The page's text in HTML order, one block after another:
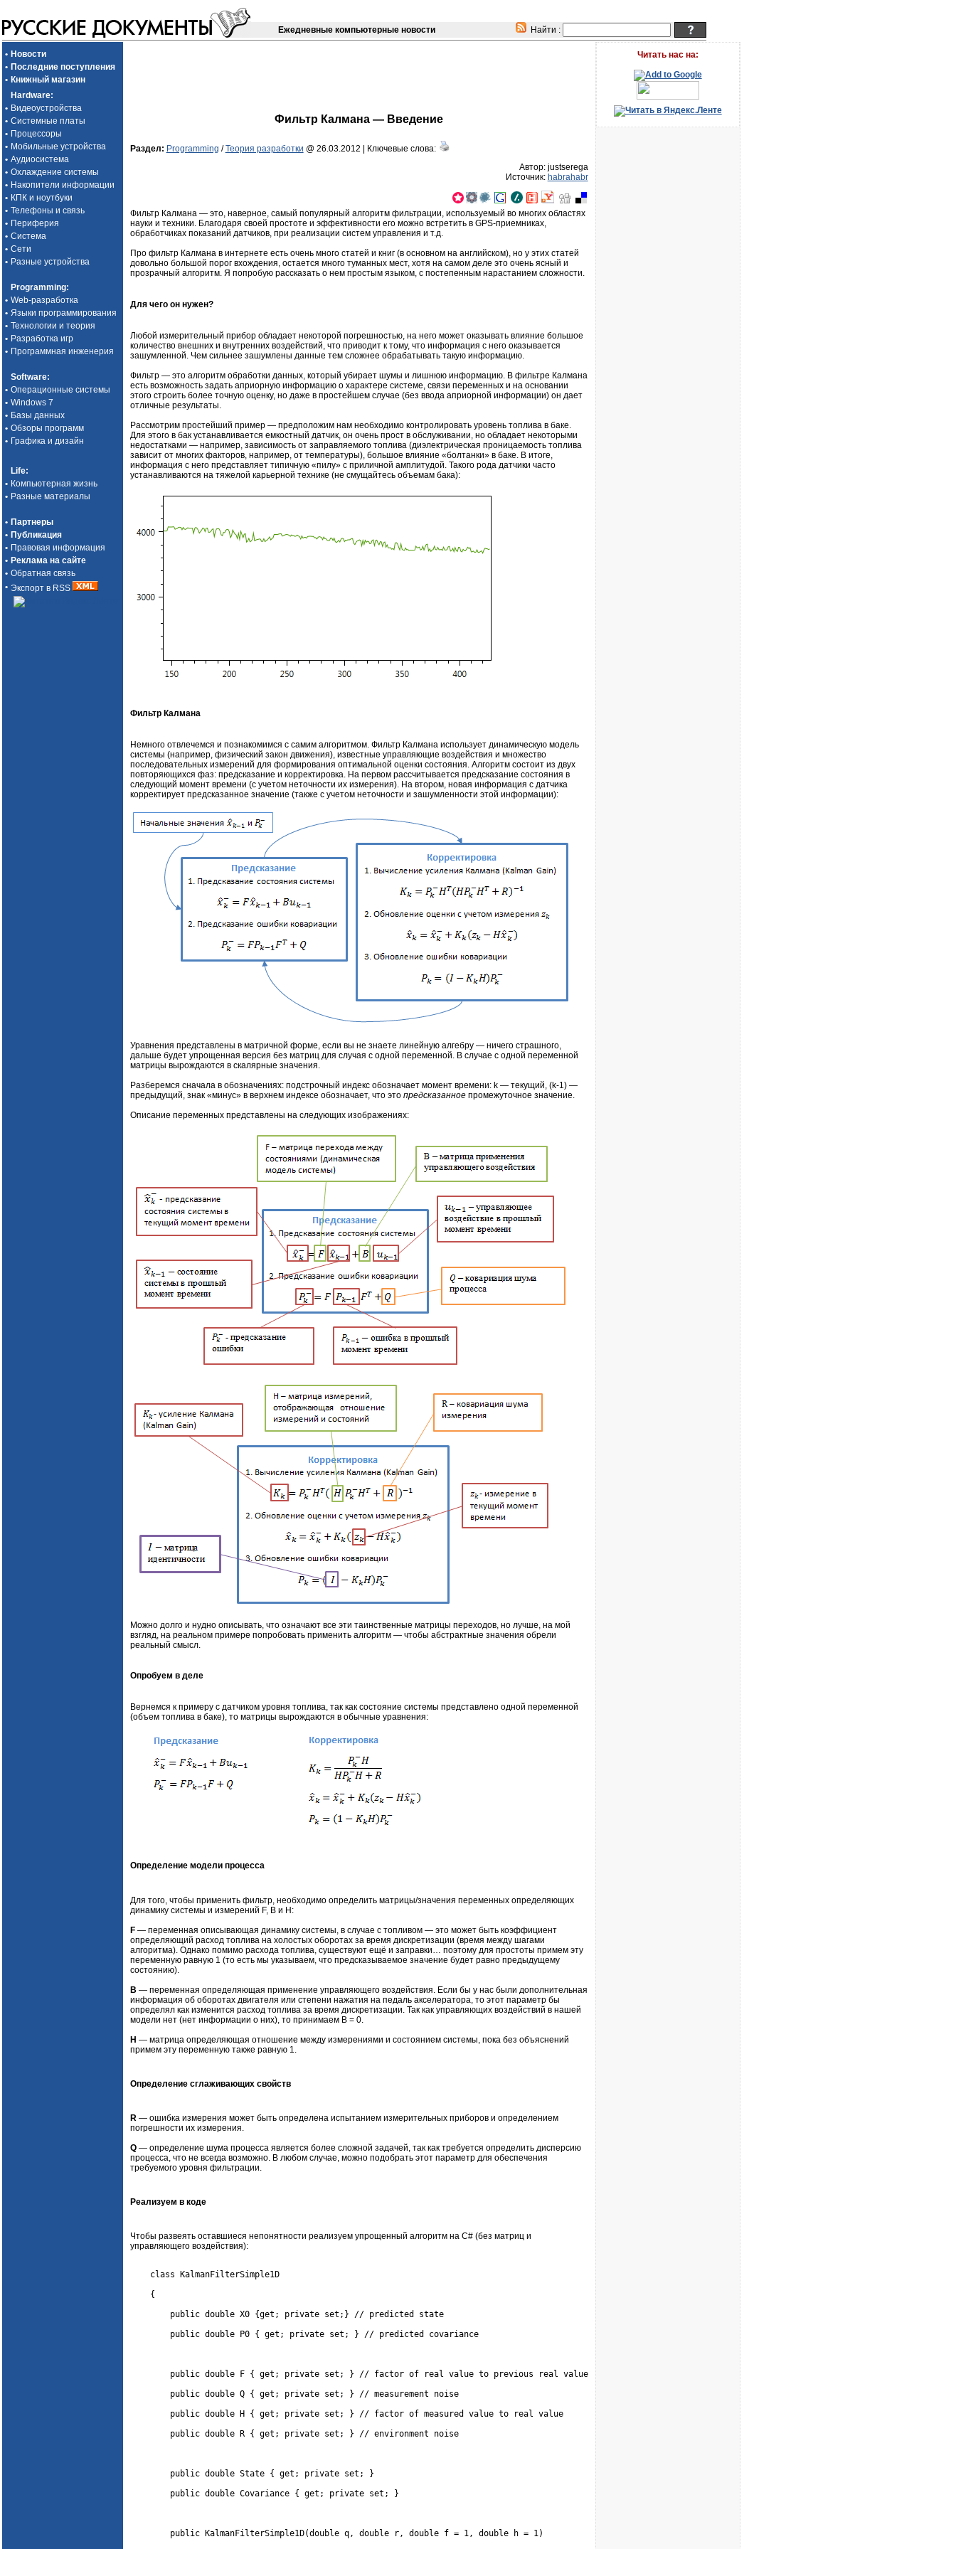
Ежедневные компьютерные новости Найти :
• Новости
• Последние поступления
• Книжный магазин
Hardware:
• Видеоустройства
• Системные платы
• Процессоры
• Мобильные устройства
• Аудиосистема
• Охлаждение системы
• Накопители информации
• КПК и ноутбуки
• Телефоны и связь
• Периферия
• Система
• Сети
• Разные устройства
Programming:
• Web-разработка
• Языки программирования
• Технологии и теория
• Разработка игр
• Программная инженерия
Software:
• Операционные системы
• Windows 7
• Базы данных
• Обзоры программ
• Графика и дизайн
Life:
• Компьютерная жизнь
• Разные материалы
• Партнеры
• Публикация
• Правовая информация
• Реклама на сайте
• Обратная связь
• Экспорт в RSS
Фильтр Калмана — Введение
Раздел: Programming /Теория разработки @ 26.03.2012 | Ключевые слова:
Автор: justserega
Источник: habrahabr
Фильтр Калмана — это, наверное, самый популярный алгоритм фильтрации, используемый во многих областях
науки и техники. Благодаря своей простоте и эффективности его можно встретить в GPS-приемниках,
обработчиках показаний датчиков, при реализации систем управления и т.д.
Про фильтр Калмана в интернете есть очень много статей и книг (в основном на английском), но у этих статей
довольно большой порог вхождения, остается много туманных мест, хотя на самом деле это очень ясный и
прозрачный алгоритм. Я попробую рассказать о нем простым языком, с постепенным нарастанием сложности.
Для чего он нужен?
Любой измерительный прибор обладает некоторой погрешностью, на него может оказывать влияние большое
количество внешних и внутренних воздействий, что приводит к тому, что информация с него оказывается
зашумленной. Чем сильнее зашумлены данные тем сложнее обрабатывать такую информацию.
Фильтр — это алгоритм обработки данных, который убирает шумы и лишнюю информацию. В фильтре Калмана
есть возможность задать априорную информацию о характере системе, связи переменных и на основании
этого строить более точную оценку, но даже в простейшем случае (без ввода априорной информации) он дает
отличные результаты.
Рассмотрим простейший пример — предположим нам необходимо контролировать уровень топлива в баке.
Для этого в бак устанавливается емкостный датчик, он очень прост в обслуживании, но обладает некоторыми
недостатками — например, зависимость от заправляемого топлива (диэлектрическая проницаемость топлива
зависит от многих факторов, например, от температуры), большое влияние «болтанки» в баке. В итоге,
информация с него представляет типичную «пилу» с приличной амплитудой. Такого рода датчики часто
устанавливаются на тяжелой карьерной технике (не смущайтесь объемам бака):
Фильтр Калмана
Немного отвлечемся и познакомимся с самим алгоритмом. Фильтр Калмана использует динамическую модель
системы (например, физический закон движения), известные управляющие воздействия и множество
последовательных измерений для формирования оптимальной оценки состояния. Алгоритм состоит из двух
повторяющихся фаз: предсказание и корректировка. На первом рассчитывается предсказание состояния в
следующий момент времени (с учетом неточности их измерения). На втором, новая информация с датчика
корректирует предсказанное значение (также с учетом неточности и зашумленности этой информации):
Уравнения представлены в матричной форме, если вы не знаете линейную алгебру — ничего страшного,
дальше будет упрощенная версия без матриц для случая с одной переменной. В случае с одной переменной
матрицы вырождаются в скалярные значения.
Разберемся сначала в обозначениях: подстрочный индекс обозначает момент времени: k — текущий, (k-1) —
предыдущий, знак «минус» в верхнем индексе обозначает, что это предсказанноепромежуточное значение.
Описание переменных представлены на следующих изображениях:
Можно долго и нудно описывать, что означают все эти таинственные матрицы переходов, но лучше, на мой
взгляд, на реальном примере попробовать применить алгоритм — чтобы абстрактные значения обрели
реальный смысл.
Опробуем в деле
Вернемся к примеру с датчиком уровня топлива, так как состояние системы представлено одной переменной
(объем топлива в баке), то матрицы вырождаются в обычные уравнения:
Определение модели процесса
Для того, чтобы применить фильтр, необходимо определить матрицы/значения переменных определяющих
динамику системы и измерений F, B и H:
F— переменная описывающая динамику системы, в случае с топливом — это может быть коэффициент
определяющий расход топлива на холостых оборотах за время дискретизации (время между шагами
алгоритма). Однако помимо расхода топлива, существуют ещё и заправки… поэтому для простоты примем эту
переменную равную 1 (то есть мы указываем, что предсказываемое значение будет равно предыдущему
состоянию).
B — переменная определяющая применение управляющего воздействия. Если бы у нас были дополнительная
информация об оборотах двигателя или степени нажатия на педаль акселератора, то этот параметр бы
определял как изменится расход топлива за время дискретизации. Так как управляющих воздействий в нашей
модели нет (нет информации о них), то принимаем B = 0.
H — матрица определяющая отношение между измерениями и состоянием системы, пока без объяснений
примем эту переменную также равную 1.
Определение сглаживающих свойств
R — ошибка измерения может быть определена испытанием измерительных приборов и определением
погрешности их измерения.
Q— определение шума процесса является более сложной задачей, так как требуется определить дисперсию
процесса, что не всегда возможно. В любом случае, можно подобрать этот параметр для обеспечения
требуемого уровня фильтрации.
Реализуем в коде
Чтобы развеять оставшиеся непонятности реализуем упрощенный алгоритм на C# (без матриц и
управляющего воздействия):
class KalmanFilterSimple1D
    {
public double X0 {get ; private set ;} // predicted state
public double P0 { get ; private set ; } // predicted covariance
public double F { get ; private set ; } // factor of real value to previous real value
public double Q { get ; private set ; } // measurement noise
public double H { get ; private set ; } // factor of measured value to real value
public double R { get ; private set ; } // environment noise
public double State { get ; private set ; }
public double Covariance { get ; private set ; }
public KalmanFilterSimple1D(double q, double r, double f = 1 , double h = 1 )
Читать наc на: